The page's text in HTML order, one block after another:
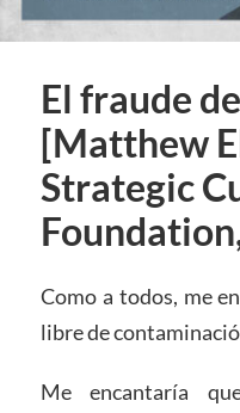
El fraude
[Matthew
Strategic
Como a todos, me
libre de
Me encantaría